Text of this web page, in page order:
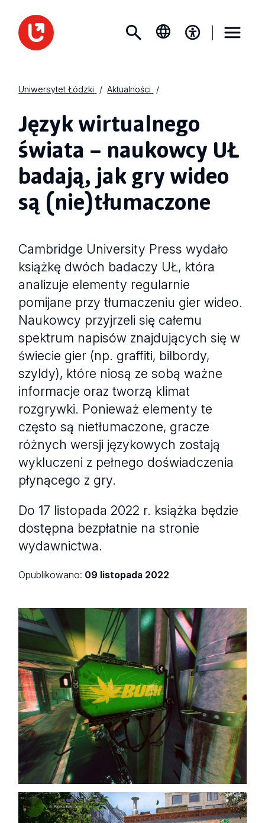
Uniwersytet Łódzki Aktualności
Język wirtualnego
świata – naukowcy UŁ
badają, jak gry wideo
są (nie)tłumaczone
Cambridge University Press wydało
książkę dwóch badaczy UŁ, która
analizuje elementy regularnie
pomijane przy tłumaczeniu gier wideo.
Naukowcy przyjrzeli się całemu
spektrum napisów znajdujących się w
świecie gier (np. graffiti, bilbordy,
szyldy), które niosą ze sobą ważne
informacje oraz tworzą klimat
rozgrywki. Ponieważ elementy te
często są nietłumaczone, gracze
różnych wersji językowych zostają
wykluczeni z pełnego doświadczenia
płynącego z gry.
Do 17 listopada 2022 r. książka będzie
dostępna bezpłatnie na stronie
wydawnictwa.
Opublikowano: 09 listopada 2022